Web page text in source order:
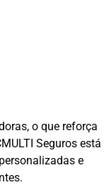
o que reforça
Seguros está
e